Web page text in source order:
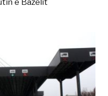
e Bazelit